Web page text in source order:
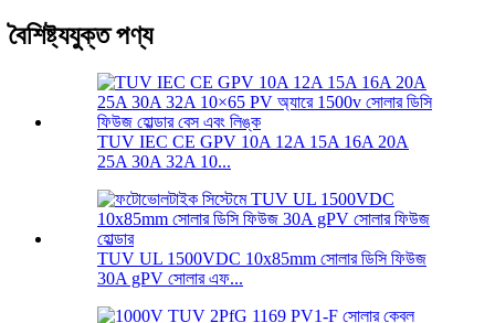
বৈশিষ্ট্যযুক্ত পণ্য
TUV IEC CE GPV 10A 12A 15A 16A 20A
25A 30A 32A 10...
TUV UL 1500VDC 10x85mm সোলার ডিসি ফিউজ
30A gPV সোলার এফ...